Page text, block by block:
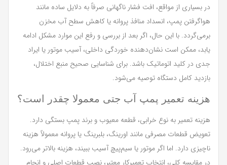
در بسیاری از مواقع، افت فشار ناگهانی صرفاً به دلایل ساده مانند
هواگرفتن پمپ، انسداد منافذ پروانه یا کاهش سطح آب مخزن
برمی‌گردد. با این حال، اگر بعد از بررسی و رفع این موارد مشکل ادامه
یابد، ممکن است نشان‌دهنده خوردگی داخلی، آسیب موتور یا ایراد
جدی در کلید اتوماتیک باشد. برای شناسایی صحیح منبع اختلال،
بازدید کامل دستگاه توصیه می‌شود.
هزینه تعمیر پمپ آب جتی معمولا چقدر است؟
هزینه تعمیر به نوع خرابی، قطعه معیوب و برند پمپ بستگی دارد.
تعویض قطعات مصرفی مانند اورینگ، بلبرینگ یا پروانه معمولاً هزینه
ناچیزی دارد. اما اگر موتور یا سیم‌پیچ آسیب ببیند، هزینه بالاتر می‌رود.
در مقایسه کلی، انتخاب تعمیرکار معتبر، نصب قطعات اصلی و انجام